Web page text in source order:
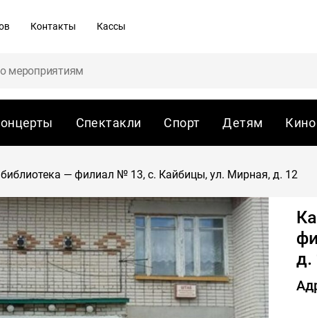
Контакты Кассы
Спектакли Спорт Детям Кино
— филиал № 13, с. Кайбицы, ул. Мирная, д. 12
д.